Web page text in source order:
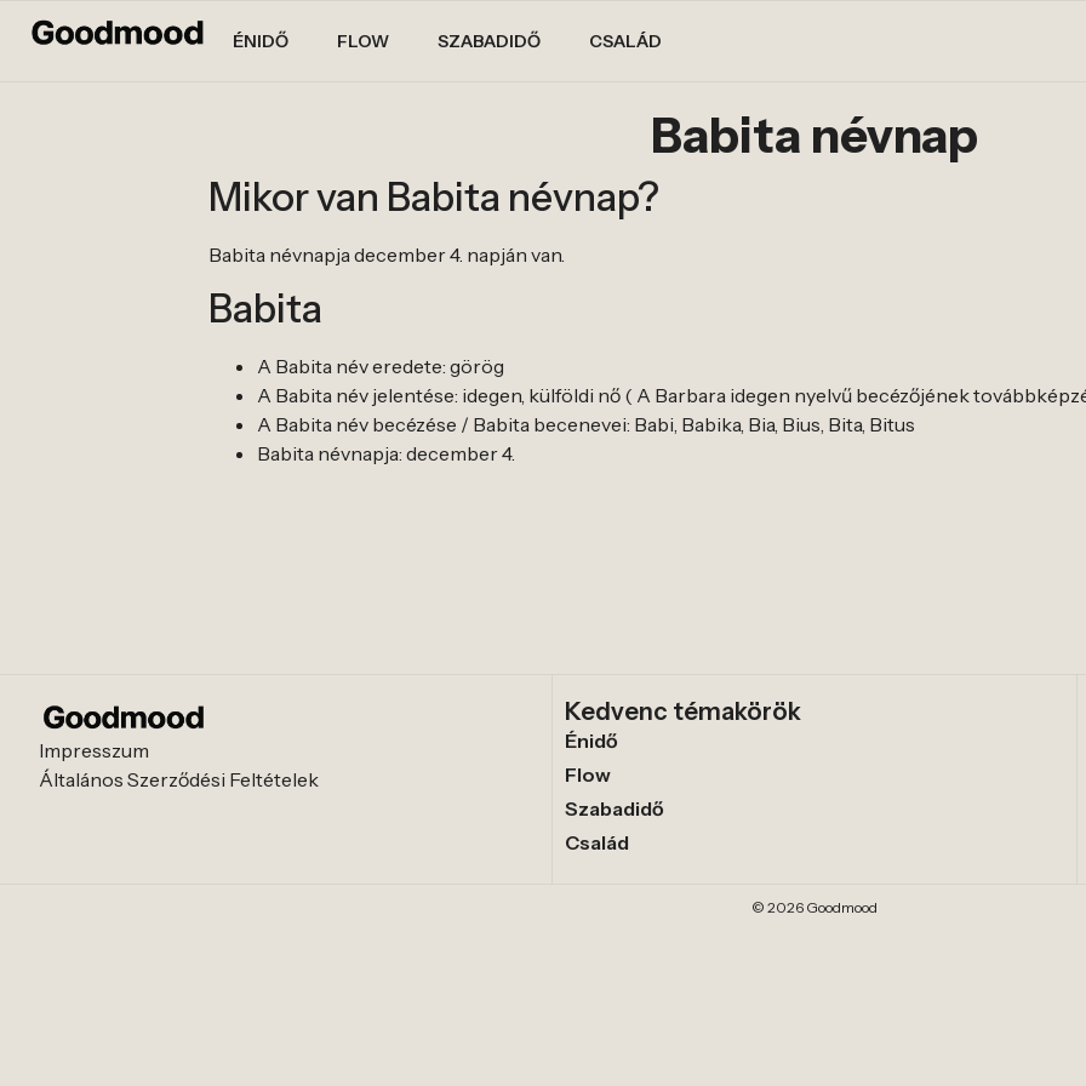
ÉNIDŐ FLOW SZABADIDŐ CSALÁD
Babita névnap
Mikor van Babita névnap?
Babita névnapja december 4. napján van.
Babita
A Babita név eredete: görög
A Babita név jelentése: idegen, külföldi nő ( A Barbara idegen nyelvű becézőjének
A Babita név becézése / Babita becenevei: Babi, Babika, Bia, Bius, Bita, Bitus
Babita névnapja: december 4.
Impresszum
Általános Szerződési Feltételek
Kedvenc témakörök
Énidő
Flow
Szabadidő
Család
© 2026 Goodmood